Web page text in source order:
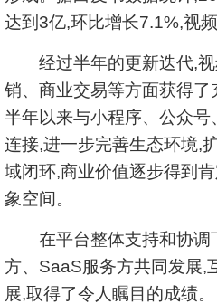
达到3亿,环比增长7.1%,视
经过半年的更新迭代,视
销、商业交易等方面获得
半年以来与小程序、公众
连接,进一步完善生态环境,
域闭环,商业价值逐步得到
象空间。
在平台整体支持和协调
方、SaaS服务方共同发展,
展,取得了令人瞩目的成绩。